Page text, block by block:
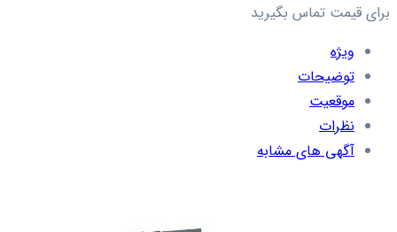
برای قیمت تماس بگیرید
ویژه
توضیحات
موقعیت
نظرات
آگهی های مشابه